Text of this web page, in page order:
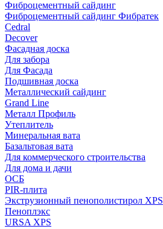
Фиброцементный сайдинг
Фиброцементный сайдинг Фибратек
Cedral
Decover
Фасадная доска
Для забора
Для Фасада
Подшивная доска
Металлический сайдинг
Grand Line
Металл Профиль
Утеплитель
Минеральная вата
Базальтовая вата
Для коммерческого строительства
Для дома и дачи
ОСБ
PIR-плита
Экструзионный пенополистирол XPS
Пеноплэкс
URSA XPS